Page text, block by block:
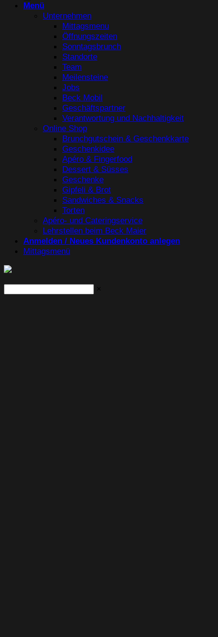
Menü
Unternehmen
Mittagsmenu
Öffnungszeiten
Sonntagsbrunch
Standorte
Team
Meilensteine
Jobs
Beck Mobil
Geschäftspartner
Verantwortung und Nachhaltigkeit
Online Shop
Brunchgutschein & Geschenkkarte
Geschenkidee
Apéro & Fingerfood
Dessert & Süsses
Geschenke
Gipfeli & Brot
Sandwiches & Snacks
Torten
Apéro- und Cateringservice
Lehrstellen beim Beck Maier
Anmelden / Neues Kundenkonto anlegen
Mittagsmenü
×